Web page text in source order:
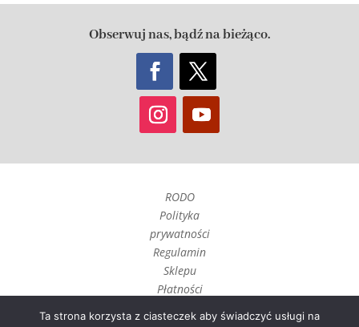
Obserwuj nas, bądź na bieżąco.
RODO
Polityka
prywatności
Regulamin
Sklepu
Płatności
Ta strona korzysta z ciasteczek aby świadczyć usługi na